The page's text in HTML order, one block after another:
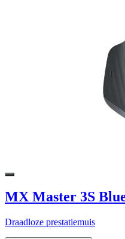
MX Master 3S
Draadloze prestatiemuis